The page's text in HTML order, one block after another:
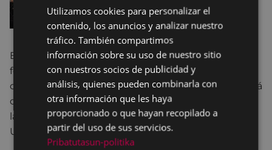
En esta ocasión y como todos los años por estas
fechas en torno a la fiesta de San Sebastián, el
concierto de laBanda de txistularis “Usartza”
está
centrado en los tambores, interpretando temas de
las diferentes tamborradas de Eibar, Donostia,
Urnieta, Mutriku, Deba, …
BASQUE
SPANISH
Utilizamos cookies para personalizar el
contenido, los anuncios y analizar nuestro
tráfico. También compartimos
información sobre su uso de nuestro sitio
con nuestros socios de publicidad y
análisis, quienes pueden combinarla con
otra información que les haya
proporcionado o que hayan recopilado a
partir del uso de sus servicios.
Pribatutasun-politika